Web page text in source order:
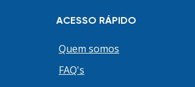
ACESSO RÁPIDO
Quem somos
FAQ's